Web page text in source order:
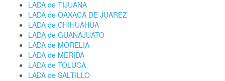
LADA de TIJUANA
LADA de OAXACA DE JUAREZ
LADA de CHIHUAHUA
LADA de GUANAJUATO
LADA de MORELIA
LADA de MERIDA
LADA de TOLUCA
LADA de SALTILLO